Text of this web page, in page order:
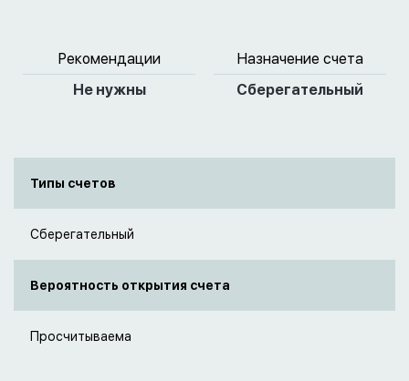
Рекомендации
Не нужны
Назначение счета
Сберегательный
Типы счетов
Сберегательный
Вероятность открытия счета
Просчитываема